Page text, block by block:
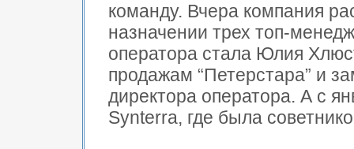
команду. Вчера компания
назначении трех топ-
оператора стала Юлия
продажам “Петерстара” и
директора оператора. А с
Synterra, где была